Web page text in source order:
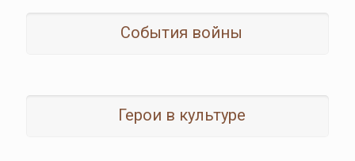
События войны
Герои в культуре